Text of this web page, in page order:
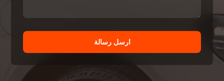
ارسل رسالة